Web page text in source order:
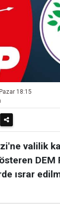
18:15
valilik
DEM
ısrar